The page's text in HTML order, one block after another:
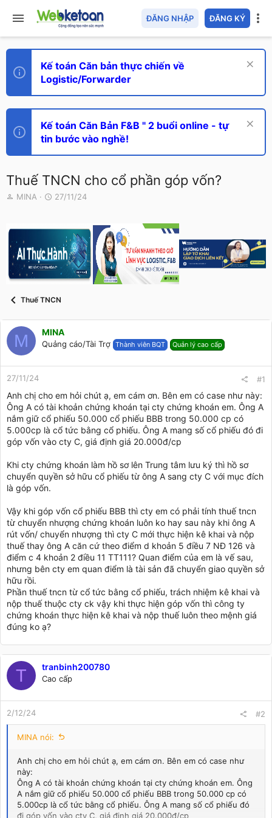
ĐĂNG NHẬP ĐĂNG KÝ
Kế toán Căn bản thực chiến về
Logistic/Forwarder
Kế toán Căn Bản F&B " 2 buổi online - tự
tin bước vào nghề!
Thuế TNCN cho cổ phần góp vốn?
T
e
a
d
s
a
r
MINA
N
y
ử
i
27/11/24
Thuế TNCN
M MINA
Quảng cáo/Tài Trợ Thành viên BQT Quản lý cao cấp
27/11/24 #1
Anh chị cho em hỏi chút ạ, em cám ơn. Bên em có case như này:
Ông A có tài khoản chứng khoán tại cty chứng khoán em. Ông A
nắm giữ cổ phiếu 50.000 cổ phiếu BBB trong 50.000 cp có
5.000cp là cổ tức bằng cổ phiếu. Ông A mang số cổ phiếu đó đi
góp vốn vào cty C, giá định giá 20.000đ/cp
Khi cty chứng khoán làm hồ sơ lên Trung tâm lưu ký thì hồ sơ
chuyển quyền sở hữu cổ phiếu từ ông A sang cty C với mục đích
là góp vốn.
Vậy khi góp vốn cổ phiếu BBB thì cty em có phải tính thuế tncn
từ chuyển nhượng chứng khoán luôn ko hay sau này khi ông A
rút vốn/ chuyển nhượng thì cty C mới thực hiện kê khai và nộp
thuế thay ông A căn cứ theo điểm d khoản 5 điều 7 NĐ 126 và
điểm c 4 khoản 2 điều 11 TT111? Quan điểm của em là vế sau,
nhưng bên cty em quan điểm là tài sản đã chuyển giao quyền sở
hữu rồi.
Phần thuế tncn từ cổ tức bằng cổ phiếu, trách nhiệm kê khai và
nộp thuế thuộc cty ck vậy khi thực hiện góp vốn thì công ty
chứng khoán thực hiện kê khai và nộp thuế luôn theo mệnh giá
đúng ko ạ?
T tranbinh200780
Cao cấp
2/12/24 #2
MINA nói:
Anh chị cho em hỏi chút ạ, em cám ơn. Bên em có case như
này:
Ông A có tài khoản chứng khoán tại cty chứng khoán em. Ông
A nắm giữ cổ phiếu 50.000 cổ phiếu BBB trong 50.000 cp có
5.000cp là cổ tức bằng cổ phiếu. Ông A mang số cổ phiếu đó
đi góp vốn vào cty C, giá định giá 20.000đ/cp